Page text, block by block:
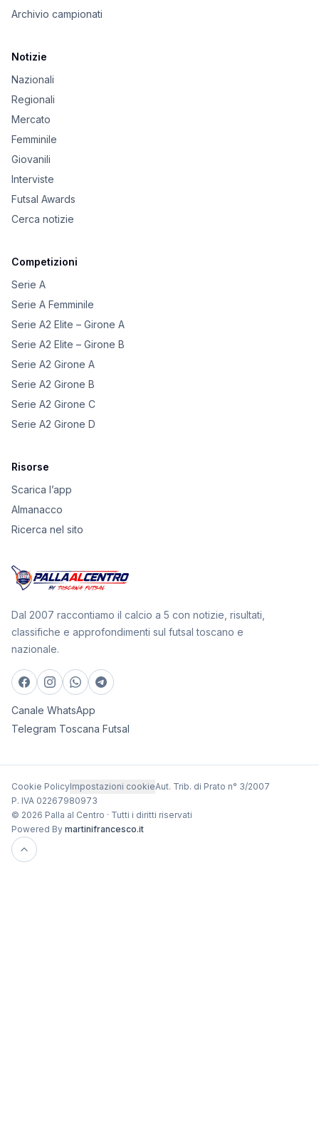
Archivio campionati
Notizie
Nazionali
Regionali
Mercato
Femminile
Giovanili
Interviste
Futsal Awards
Cerca notizie
Competizioni
Serie A
Serie A Femminile
Serie A2 Elite – Girone A
Serie A2 Elite – Girone B
Serie A2 Girone A
Serie A2 Girone B
Serie A2 Girone C
Serie A2 Girone D
Risorse
Scarica l’app
Almanacco
Ricerca nel sito
Dal 2007 raccontiamo il calcio a 5 con notizie, risultati,
classifiche e approfondimenti sul futsal toscano e
nazionale.
Canale WhatsApp
Telegram Toscana Futsal
Cookie PolicyImpostazioni cookieAut. Trib. di Prato n° 3/2007
P. IVA 02267980973
© 2026 Palla al Centro · Tutti i diritti riservati
Powered By martinifrancesco.it